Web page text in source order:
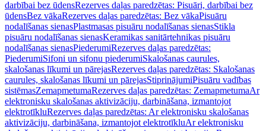
darbībai bez ūdensRezerves daļas paredzētas: Pisuāri, darbībai bez
ūdensBez vākaRezerves daļas paredzētas: Bez vākaPisuāru
nodalīšanas sienasPlastmasas pisuāru nodalīšanas sienasStikla
pisuāru nodalīšanas sienasKeramikas sanitārtehnikas pisuāru
nodalīšanas sienasPiederumiRezerves daļas paredzētas:
PiederumiSifoni un sifonu piederumiSkalošanas caurules,
skalošanas līkumi un pārejasRezerves daļas paredzētas: Skalošanas
caurules, skalošanas līkumi un pārejasStiprinājumiPisuāru vadības
sistēmasZemapmetumaRezerves daļas paredzētas: ZemapmetumaAr
elektronisku skalošanas aktivizāciju, darbināšana, izmantojot
elektrotīkluRezerves daļas paredzētas: Ar elektronisku skalošanas
aktivizāciju, darbināšana, izmantojot elektrotīkluAr elektronisku